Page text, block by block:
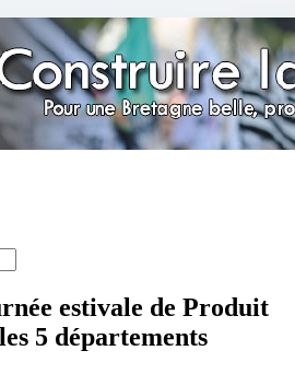
estivale de Produit
5 départements